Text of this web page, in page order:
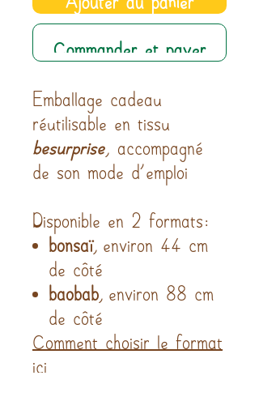
Commander et payer
Emballage cadeau
réutilisable en tissu
besurprise , accompagné
de son mode d’emploi
Disponible en 2 formats:
bonsaï, environ 44 cm
de côté
baobab , environ 88 cm
de côté
Comment choisir le format